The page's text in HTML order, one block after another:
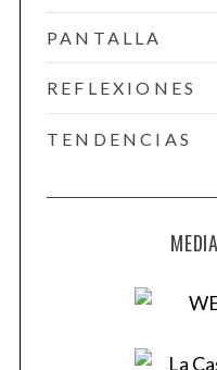
PANTALLA
REFLEXIONES
TENDENCIAS